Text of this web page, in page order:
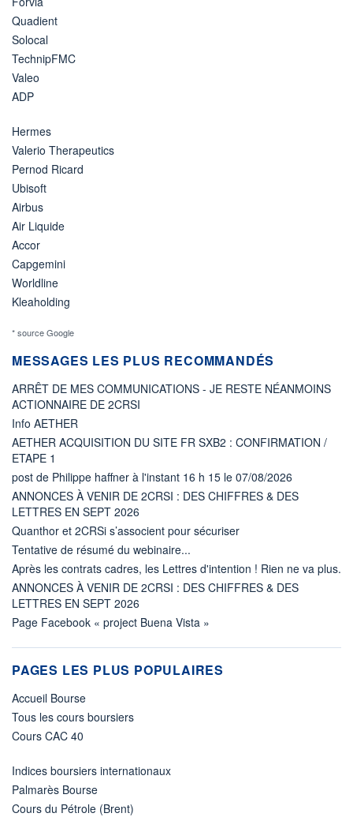
Quadient
Solocal
TechnipFMC
Valeo
ADP
Hermes
Valerio Therapeutics
Pernod Ricard
Ubisoft
Airbus
Air Liquide
Accor
Capgemini
Worldline
Kleaholding
* source Google
MESSAGES LES PLUS RECOMMANDÉS
ARRÊT DE MES COMMUNICATIONS - JE RESTE NÉANMOINS
ACTIONNAIRE DE 2CRSI
Info AETHER
AETHER ACQUISITION DU SITE FR SXB2 : CONFIRMATION /
ETAPE 1
post de Philippe haffner à l'instant 16 h 15 le 07/08/2026
ANNONCES À VENIR DE 2CRSI : DES CHIFFRES & DES
LETTRES EN SEPT 2026
Quanthor et 2CRSi s’associent pour sécuriser
Tentative de résumé du webinaire...
Après les contrats cadres, les Lettres d'intention ! Rien ne va plus.
ANNONCES À VENIR DE 2CRSI : DES CHIFFRES & DES
LETTRES EN SEPT 2026
Page Facebook « project Buena Vista »
PAGES LES PLUS POPULAIRES
Accueil Bourse
Tous les cours boursiers
Cours CAC 40
Indices boursiers internationaux
Palmarès Bourse
Cours du Pétrole (Brent)